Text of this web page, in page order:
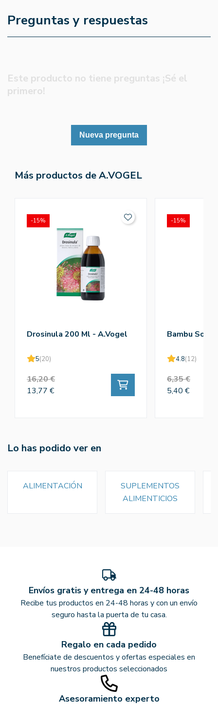
Preguntas y respuestas
Este producto no tiene preguntas ¡Sé el
primero!
Nueva pregunta
Más productos de A.VOGEL
Drosinula 200 Ml - A.Vogel
5(20)
16,20 €
13,77 €
-15%
Bambu
4.8(12)
6,35 €
5,40 €
-15%
Lo has podido ver en
ALIMENTACIÓN
SUPLEMENTOS
ALIMENTICIOS
Envíos gratis y entrega en 24-48 horas
Recibe tus productos en 24-48 horas y con un envío
seguro hasta la puerta de tu casa.
Regalo en cada pedido
Benefíciate de descuentos y ofertas especiales en
nuestros productos seleccionados
Asesoramiento experto